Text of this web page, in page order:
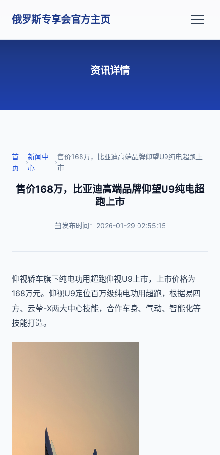
俄罗斯专享会官方主页
资讯详情
首
页
›
新闻中
心
›
售价168万，比亚迪高端品牌仰望U9纯电超跑上
市
售价168万，比亚迪高端品牌仰望U9纯电超
跑上市
发布时间：2026-01-29 02:55:15
仰视轿车旗下纯电功用超跑仰视U9上市，上市价格为
168万元。仰视U9定位百万级纯电功用超跑，根据易四
方、云辇-X两大中心技能，合作车身、气动、智能化等
技能打造。